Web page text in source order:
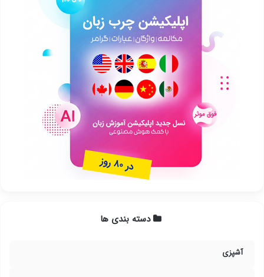
دسته بندی ها
آشپزی